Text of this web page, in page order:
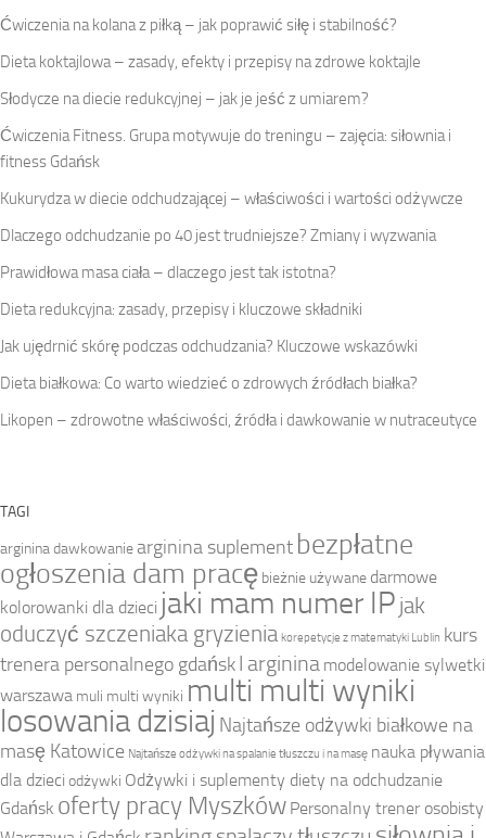
Ćwiczenia na kolana z piłką – jak poprawić siłę i stabilność?
Dieta koktajlowa – zasady, efekty i przepisy na zdrowe koktajle
Słodycze na diecie redukcyjnej – jak je jeść z umiarem?
Ćwiczenia Fitness. Grupa motywuje do treningu – zajęcia: siłownia i
fitness Gdańsk
Kukurydza w diecie odchudzającej – właściwości i wartości odżywcze
Dlaczego odchudzanie po 40 jest trudniejsze? Zmiany i wyzwania
Prawidłowa masa ciała – dlaczego jest tak istotna?
Dieta redukcyjna: zasady, przepisy i kluczowe składniki
Jak ujędrnić skórę podczas odchudzania? Kluczowe wskazówki
Dieta białkowa: Co warto wiedzieć o zdrowych źródłach białka?
Likopen – zdrowotne właściwości, źródła i dawkowanie w nutraceutyce
TAGI
arginina dawkowaniearginina suplement bezpłatne
ogłoszenia dam pracę bieżnie używane darmowe
kolorowanki dla dzieci jaki mam numer IP jak
oduczyć szczeniaka gryzienia korepetycje z matematyki Lublin kurs
trenera personalnego gdańskl arginina modelowanie sylwetki
warszawa muli multi wyniki multi multi wyniki
losowania dzisiaj Najtańsze odżywki białkowe na
masę Katowice Najtańsze odżywki na spalanie tłuszczu i na masę nauka pływania
dla dzieci odżywki Odżywki i suplementy diety na odchudzanie
Gdańsk oferty pracy Myszków Personalny trener osobisty